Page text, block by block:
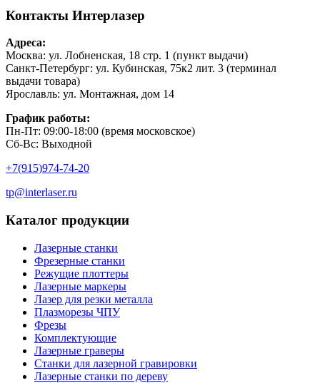
Контакты Интерлазер
Адреса:
Москва: ул. Лобненская, 18 стр. 1 (пункт выдачи)
Санкт-Петербург: ул. Кубинская, 75к2 лит. 3 (терминал
выдачи товара)
Ярославль: ул. Монтажная, дом 14
График работы:
Пн-Пт: 09:00-18:00 (время московское)
Сб-Вс: Выходной
+7(915)974-74-20
tp@interlaser.ru
Каталог продукции
Лазерные станки
Фрезерные станки
Режущие плоттеры
Лазерные маркеры
Лазер для резки металла
Плазморезы ЧПУ
Фрезы
Комплектующие
Лазерные граверы
Станки для лазерной гравировки
Лазерные станки по дереву